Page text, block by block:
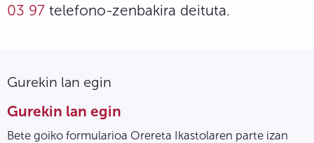
03 97 telefono-zenbakira deituta.
Gurekin lan egin
Gurekin lan egin
Bete goiko formularioa Orereta Ikastolaren parte izan